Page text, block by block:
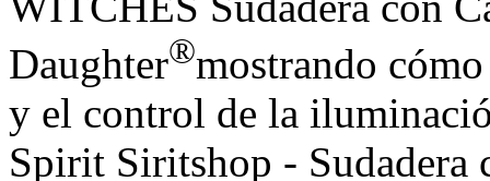
Daughter®mostrando
y el control de la
Spirit Siritshop - Sudadera